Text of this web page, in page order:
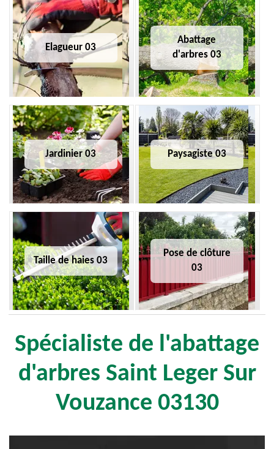
Elagueur 03
Abattage
d'arbres 03
Jardinier 03 Paysagiste 03
Taille de haies 03
Pose de clôture
03
Spécialiste de l'abattage
d'arbres Saint Leger Sur
Vouzance 03130